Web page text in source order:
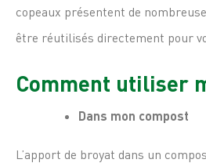
copeaux présentent de
être réutilisés directement pour
Comment utiliser
Dans mon compost
L’apport de broyat dans un